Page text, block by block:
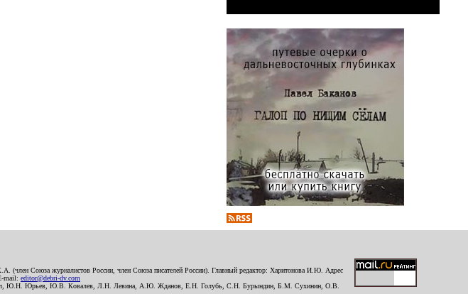
(член Союза журналистов России, член Союза писателей России). Главный редактор: Харитонова И.Ю. Адрес
mail: editor@debri-dv.com
Ю.Н. Юрьев, Ю.В. Ковалев, Л.Н. Левина, А.Ю. Жданов, Е.Н. Голубь, С.Н. Бурындин, Б.М. Сухинин, О.В.